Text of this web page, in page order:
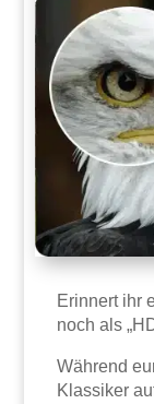
Erinnert ihr
noch als
Während
Klassiker